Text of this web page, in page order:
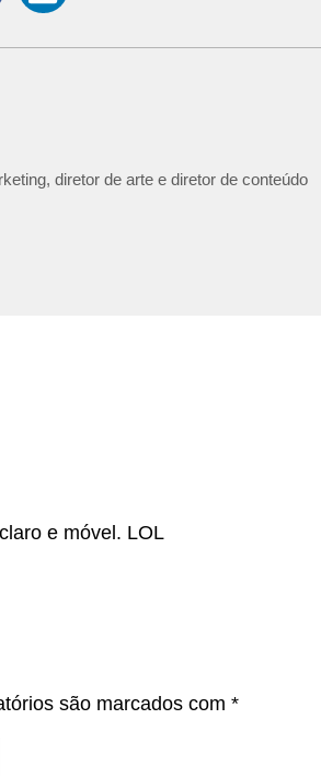
diretor de arte e diretor de conteúdo
e móvel. LOL
são marcados com *